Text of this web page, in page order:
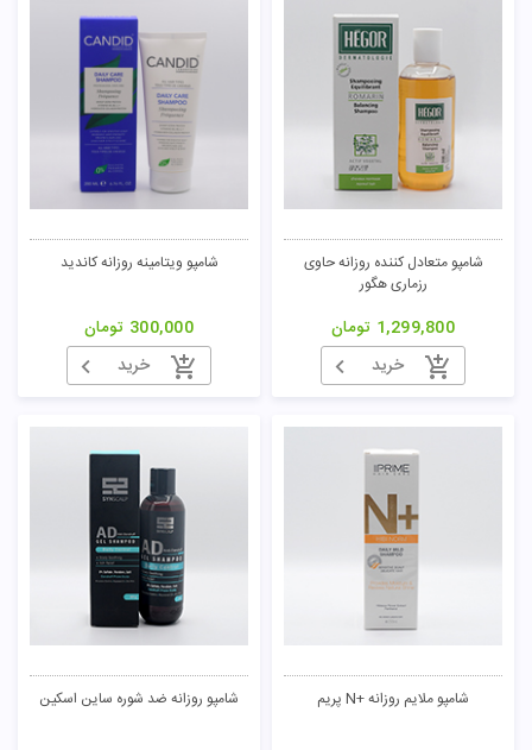
شامپو متعادل کننده روزانه حاوی
رزماری هگور
1,299,800 تومان
خرید
شامپو ویتامینه روزانه کاندید
300,000 تومان
خرید
شامپو ملایم روزانه +N پریم شامپو روزانه ضد شوره ساین اسکین